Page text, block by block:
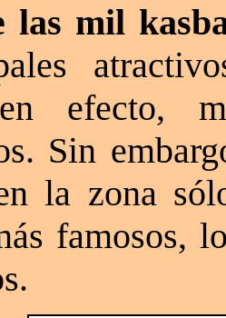
las mil
en efecto,
Sin
la zona
famosos,